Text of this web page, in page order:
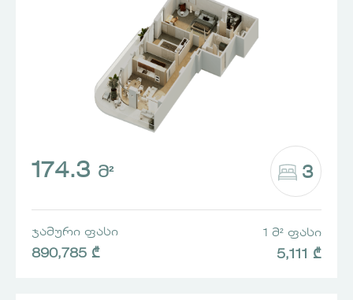
174.3 Მ² 3
ᲯᲐᲛᲣᲠᲘ ᲤᲐᲡᲘ
890,785 ₾
1 Მ² ᲤᲐᲡᲘ
5,111 ₾